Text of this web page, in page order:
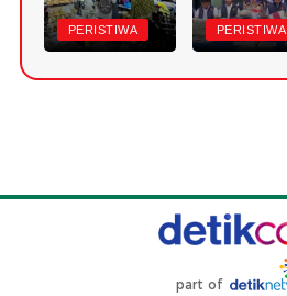
PERISTIWA PERISTIWA
part of